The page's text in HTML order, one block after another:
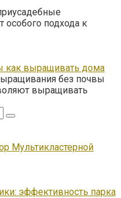
особого подхода к
как выращивать дома
без почвы
выращивать
Мультикластерной
эффективность парка